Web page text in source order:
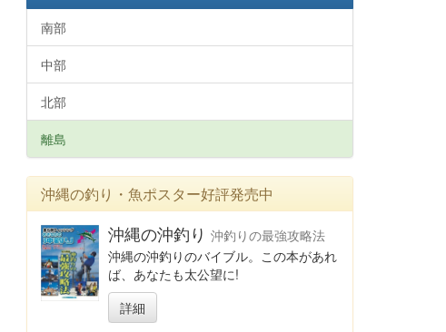
南部
中部
北部
離島
沖縄の釣り・魚ポスター好評発売中
沖縄の沖釣り 沖釣りの最強攻略法
沖縄の沖釣りのバイブル。この本があれ
ば、あなたも太公望に!
詳細